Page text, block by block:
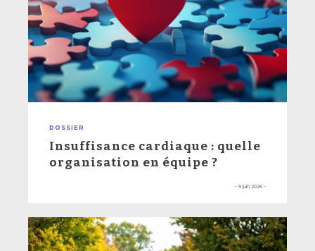
DOSSIER
Insuffisance cardiaque : quelle
organisation en équipe ?
- 9 juin 2026 -